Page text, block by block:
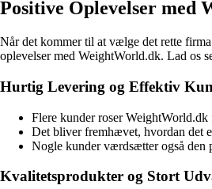
Positive Oplevelser med
Når det kommer til at vælge det rette
oplevelser med WeightWorld.dk. Lad os
Hurtig Levering og Effektiv
Flere kunder roser
Det bliver fremhævet, hvordan det
Nogle kunder værdsætter også den
Kvalitetsprodukter og Stort